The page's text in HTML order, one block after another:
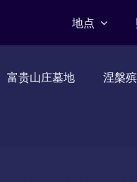
地点
富贵山庄墓地 涅槃